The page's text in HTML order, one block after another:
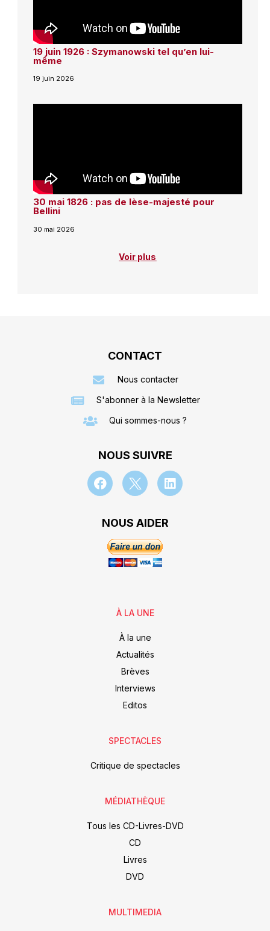
19 juin 1926 : Szymanowski tel qu’en lui-
même
19 juin 2026
30 mai 1826 : pas de lèse-majesté pour
Bellini
30 mai 2026
Voir plus
CONTACT
Nous contacter
S'abonner à la Newsletter
Qui sommes-nous ?
NOUS SUIVRE
NOUS AIDER
À LA UNE
À la une
Actualités
Brèves
Interviews
Editos
SPECTACLES
Critique de spectacles
MÉDIATHÈQUE
Tous les CD-Livres-DVD
CD
Livres
DVD
MULTIMEDIA